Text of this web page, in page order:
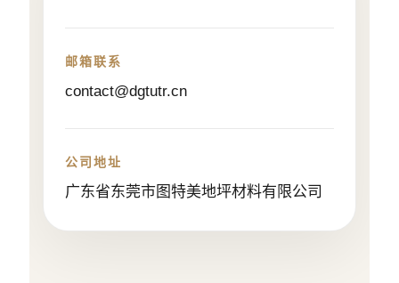
邮箱联系
contact@dgtutr.cn
公司地址
广东省东莞市图特美地坪材料有限公司